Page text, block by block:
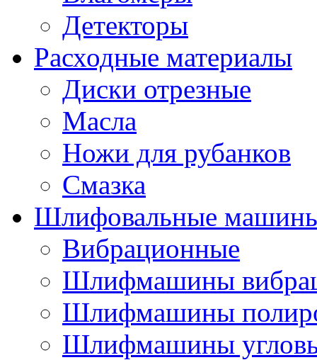
Детекторы
Расходные материалы
Диски отрезные
Масла
Ножи для рубанков
Смазка
Шлифовальные
Вибрационные
Шлифмашины
Шлифмашины
Шлифмашины